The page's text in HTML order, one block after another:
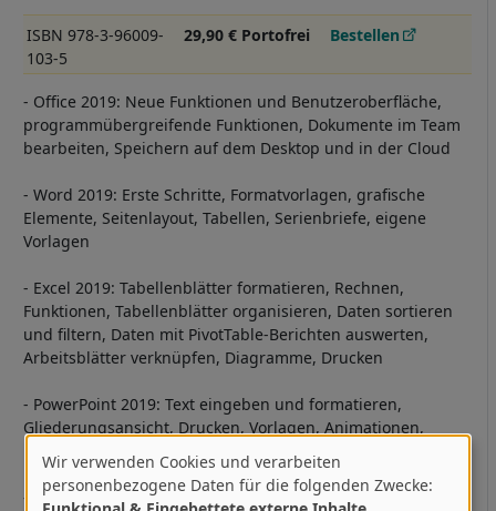
ISBN 978-3-96009-
103-5
29,90 € Portofrei Bestellen
- Office 2019: Neue Funktionen und Benutzeroberfläche,
programmübergreifende Funktionen, Dokumente im Team
bearbeiten, Speichern auf dem Desktop und in der Cloud
- Word 2019: Erste Schritte, Formatvorlagen, grafische
Elemente, Seitenlayout, Tabellen, Serienbriefe, eigene
Vorlagen
- Excel 2019: Tabellenblätter formatieren, Rechnen,
Funktionen, Tabellenblätter organisieren, Daten sortieren
und filtern, Daten mit PivotTable-Berichten auswerten,
Arbeitsblätter verknüpfen, Diagramme, Drucken
- PowerPoint 2019: Text eingeben und formatieren,
Gliederungsansicht, Drucken, Vorlagen, Animationen,
Präsentieren und Veröffentlichen
- Outlook 2019: Neues für Umsteiger, Grundlagen und
Verwendung
Wir verwenden Cookies und verarbeiten
personenbezogene Daten für die folgenden Zwecke: